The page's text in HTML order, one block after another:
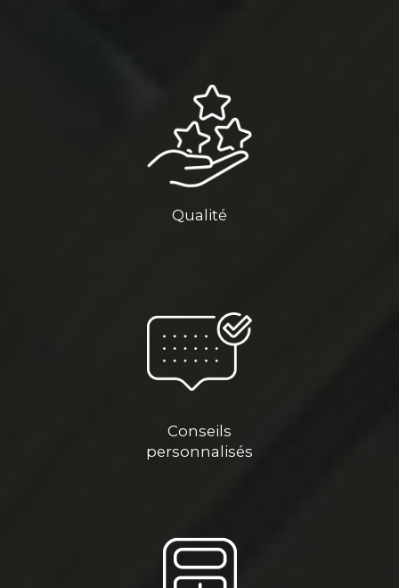
Qualité
Conseils
personnalisés